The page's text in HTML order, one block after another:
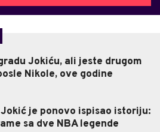
Jokiću, ali jeste drugom
Nikole, ove godine
Jokić je ponovo ispisao istoriju:
sa dve NBA legende